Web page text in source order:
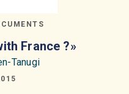
France ?»
Tanugi